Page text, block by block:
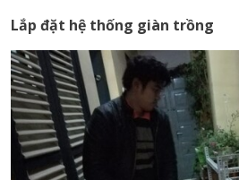
Lắp đặt hệ thống giàn trồng